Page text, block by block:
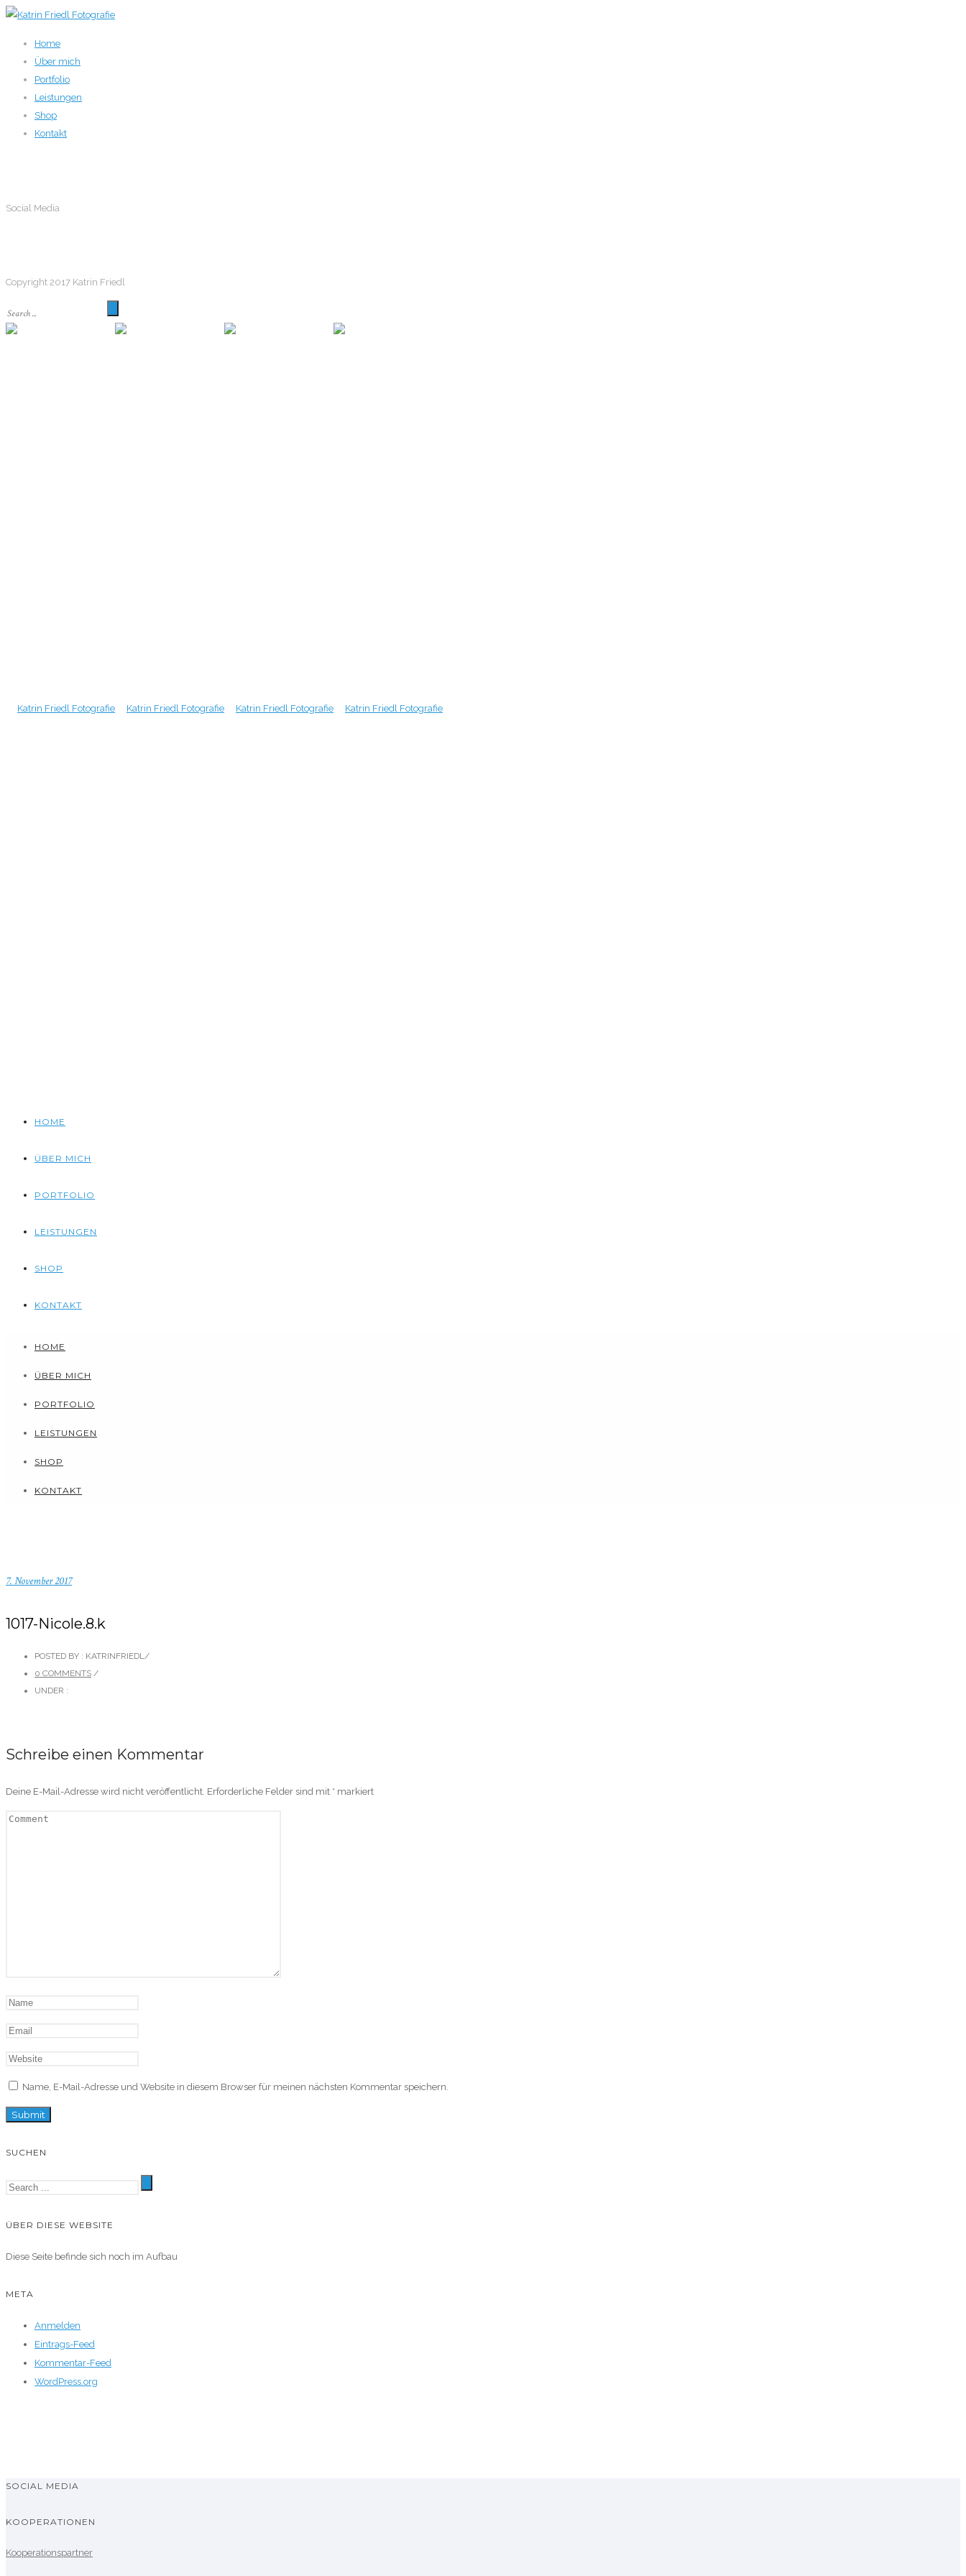
Home
Über mich
Portfolio
Leistungen
Shop
Kontakt
Social Media
Copyright 2017 Katrin Friedl
HOME
ÜBER MICH
PORTFOLIO
LEISTUNGEN
SHOP
KONTAKT
HOME
ÜBER MICH
PORTFOLIO
LEISTUNGEN
SHOP
KONTAKT
7. November 2017
1017-Nicole.8.k
POSTED BY : KATRINFRIEDL/
0 COMMENTS /
UNDER :
Schreibe einen Kommentar
Deine E-Mail-Adresse wird nicht veröffentlicht. Erforderliche Felder sind mit * markiert
Name, E-Mail-Adresse und Website in diesem Browser für meinen nächsten Kommentar speichern.
SUCHEN
ÜBER DIESE WEBSITE
Diese Seite befinde sich noch im Aufbau
META
Anmelden
Eintrags-Feed
Kommentar-Feed
WordPress.org
SOCIAL MEDIA
KOOPERATIONEN
Kooperationspartner